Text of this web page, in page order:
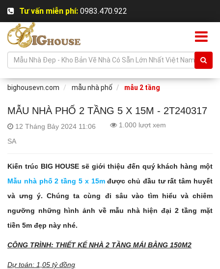
Tư vấn miễn phí: 0983.470.922
bighousevn.com mẫu nhà phố mẫu 2 tầng
MẪU NHÀ PHỐ 2 TẦNG 5 X 15M - 2T240317
12 Tháng Bảy 2024 11:06
SA
1.000 lượt xem
Kiến trúc BIG HOUSE sẽ giới thiệu đến quý khách hàng một
Mẫu nhà phố 2 tầng 5 x 15mđược chủ đầu tư rất tâm huyết
và ưng ý. Chúng ta cùng đi sâu vào tìm hiểu và chiêm
ngưỡng những hình ảnh về mẫu nhà hiện đại 2 tầng mặt
tiền 5m đẹp này nhé.
CÔNG TRÌNH: THIẾT KẾ NHÀ 2 TẦNG MÁI BẰNG 150M2
Dự toán: 1,05 tỷ đồng